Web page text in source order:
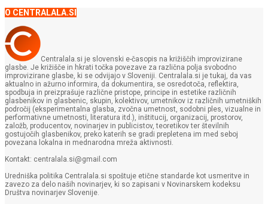
O CENTRALALA.SI
Centralala.si je slovenski e-časopis na križiščih improvizirane
glasbe. Je križišče in hkrati točka povezave za različna polja svobodno
improvizirane glasbe, ki se odvijajo v Sloveniji. Centralala.si je tukaj, da vas
aktualno in ažurno informira, da dokumentira, se osredotoča, reflektira,
spodbuja in preizprašuje različne pristope, principe in estetike različnih
glasbenikov in glasbenic, skupin, kolektivov, umetnikov iz različnih umetniških
področij (eksperimentalna glasba, zvočna umetnost, sodobni ples, vizualne in
performativne umetnosti, literatura itd.), inštitucij, organizacij, prostorov,
založb, producentov, novinarjev in publicistov, teoretikov ter številnih
gostujočih glasbenikov, preko katerih se gradi prepletena im med seboj
povezana lokalna in mednarodna mreža aktivnosti.
Kontakt: centralala.si@gmail.com
Uredniška politika Centralala.si spoštuje etične standarde kot usmeritve in
zavezo za delo naših novinarjev, ki so zapisani v Novinarskem kodeksu
Društva novinarjev Slovenije.